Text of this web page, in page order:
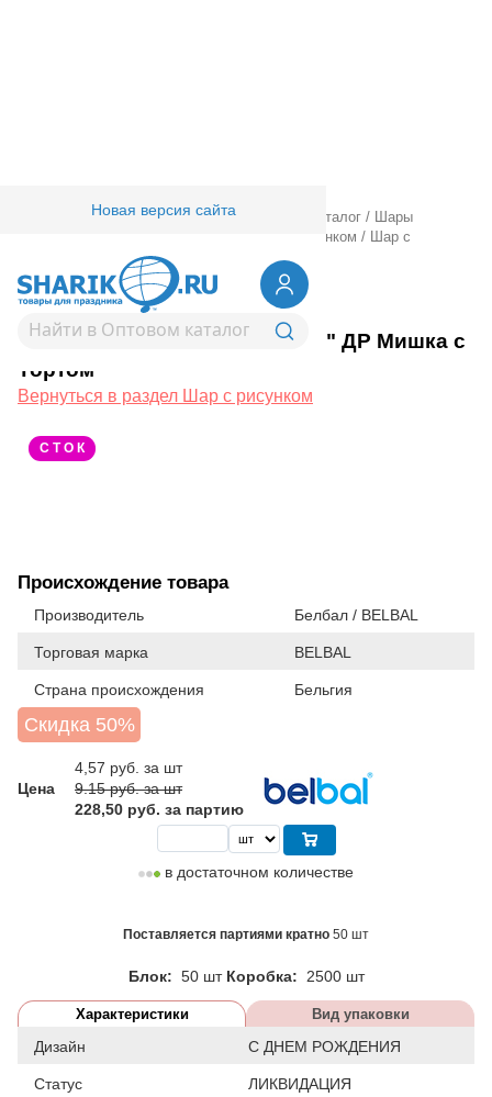
Новая версия сайта
Товары для праздника/ Оптовый каталог /
Шары
Шар с рисунком /
Шар с
рисунком 12" ДР Мишка с Тортом
1103-1425Шар с рисунком 12" ДР Мишка с
Тортом
Вернуться в раздел Шар с рисунком
С Т О К
Происхождение товара
Производитель Белбал / BELBAL
Торговая марка BELBAL
Страна происхождения Бельгия
Скидка 50%
Цена
4,57 руб. за шт
9.15 руб. за шт
228,50 руб. за партию
в достаточном количестве
Поставляется партиями кратно 50 шт
Блок: 50 шт Коробка: 2500 шт
Характеристики Вид упаковки
Дизайн С ДНЕМ РОЖДЕНИЯ
Статус ЛИКВИДАЦИЯ